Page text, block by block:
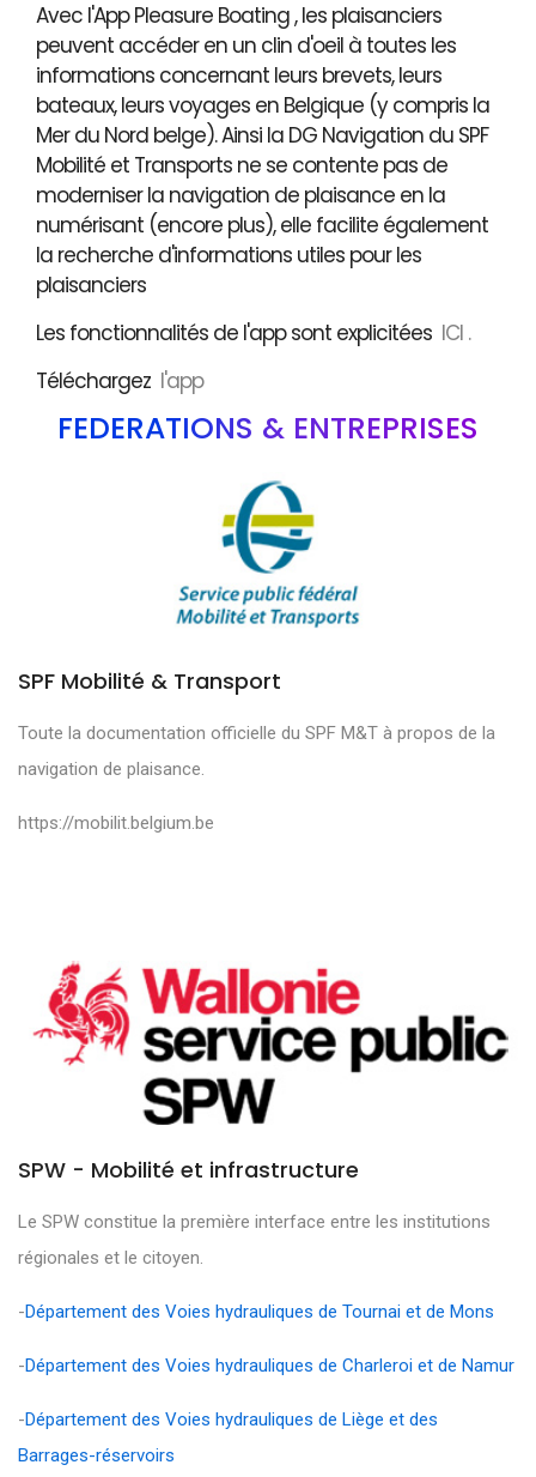
Avec l'App Pleasure Boating , les plaisanciers
peuvent accéder en un clin d'oeil à toutes les
informations concernant leurs brevets, leurs
bateaux, leurs voyages en Belgique (y compris la
Mer du Nord belge). Ainsi la DG Navigation du SPF
Mobilité et Transports ne se contente pas de
moderniser la navigation de plaisance en la
numérisant (encore plus), elle facilite également
la recherche d'informations utiles pour les
plaisanciers
Les fonctionnalités de l'app sont explicitées ICI .
Téléchargez l'app
SPF Mobilité & Transport
Toute la documentation officielle du SPF M&T à propos de la
navigation de plaisance.
https://mobilit.belgium.be
SPW - Mobilité et infrastructure
Le SPW constitue la première interface entre les institutions
régionales et le citoyen.
-Département des Voies hydrauliques de Tournai et de Mons
-Département des Voies hydrauliques de Charleroi et de Namur
-Département des Voies hydrauliques de Liège et des
Barrages-réservoirs
FÉDÉRATIONS & ENTREPRISES